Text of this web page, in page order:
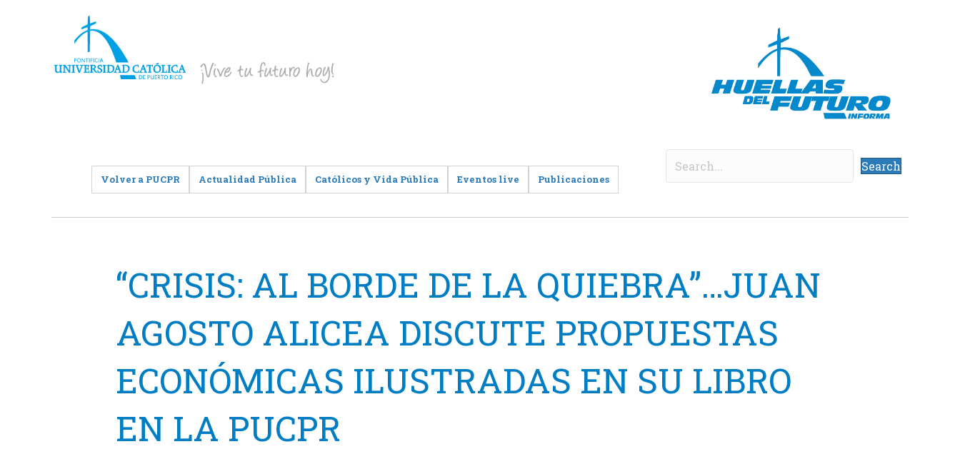
Volver a PUCPR Actualidad Pública Católicos y Vida Pública Eventos live Publicaciones
Search
“CRISIS: AL BORDE DE LA QUIEBRA”…JUAN
AGOSTO ALICEA DISCUTE PROPUESTAS
ECONÓMICAS ILUSTRADAS EN SU LIBRO
EN LA PUCPR